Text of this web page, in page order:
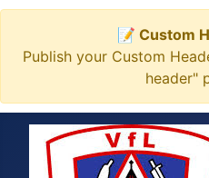
📝 Custom
Publish your Custom
header"